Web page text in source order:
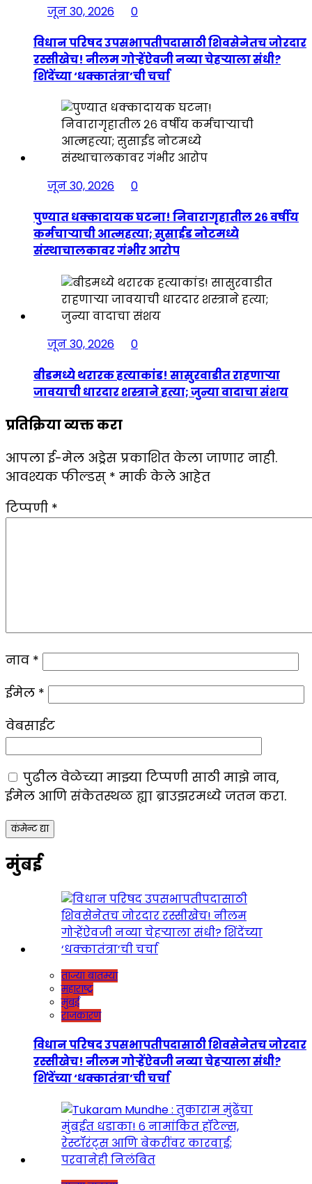
जून 30, 2026
0
विधान परिषद उपसभापतीपदासाठी शिवसेनेतच जोरदार
रस्सीखेच! नीलम गोऱ्हेंऐवजी नव्या चेहऱ्याला संधी?
शिंदेंच्या ‘धक्कातंत्रा’ची चर्चा
जून 30, 2026
0
पुण्यात धक्कादायक घटना! निवारागृहातील २६ वर्षीय
कर्मचाऱ्याची आत्महत्या; सुसाईड नोटमध्ये
संस्थाचालकावर गंभीर आरोप
जून 30, 2026
0
बीडमध्ये थरारक हत्याकांड! सासुरवाडीत राहणाऱ्या
जावयाची धारदार शस्त्राने हत्या; जुन्या वादाचा संशय
प्रतिक्रिया व्यक्त करा
आपला ई-मेल अड्रेस प्रकाशित केला जाणार नाही.
आवश्यक फील्डस् * मार्क केले आहेत
टिप्पणी *
नाव *
ईमेल *
वेबसाईट
पुढील वेळेच्या माझ्या टिप्पणी साठी माझे नाव,
ईमेल आणि संकेतस्थळ ह्या ब्राउझरमध्ये जतन करा.
मुंबई
ताज्या बातम्या
महाराष्ट्र
मुंबई
राजकारण
विधान परिषद उपसभापतीपदासाठी शिवसेनेतच जोरदार
रस्सीखेच! नीलम गोऱ्हेंऐवजी नव्या चेहऱ्याला संधी?
शिंदेंच्या ‘धक्कातंत्रा’ची चर्चा